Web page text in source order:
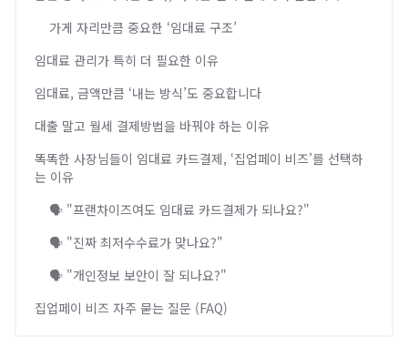
가게 자리만큼 중요한 ‘임대료 구조’
임대료 관리가 특히 더 필요한 이유
임대료, 금액만큼 ‘내는 방식’도 중요합니다
대출 말고 월세 결제방법을 바꿔야 하는 이유
똑똑한 사장님들이 임대료 카드결제, ‘집업페이 비즈’를 선택하
는 이유
🗣️ "프랜차이즈여도 임대료 카드결제가 되나요?"
🗣️ "진짜 최저수수료가 맞나요?"
🗣️ "개인정보 보안이 잘 되나요?"
집업페이 비즈 자주 묻는 질문 (FAQ)